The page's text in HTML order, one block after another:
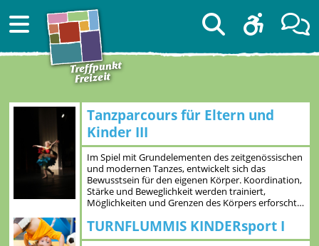
Tanzparcours für Eltern und
Kinder III
Im Spiel mit Grundelementen des zeitgenössischen
und modernen Tanzes, entwickelt sich das
Bewusstsein für den eigenen Körper. Koordination,
Stärke und Beweglichkeit werden trainiert,
Möglichkeiten und Grenzen des Körpers erforscht…
TURNFLUMMIS KINDERsport I